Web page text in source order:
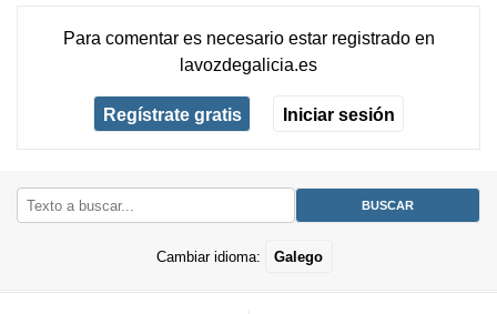
Para comentar es necesario estar registradoen
lavozdegalicia.es
Regístrate gratis Iniciar sesión
Cambiar idioma: Galego